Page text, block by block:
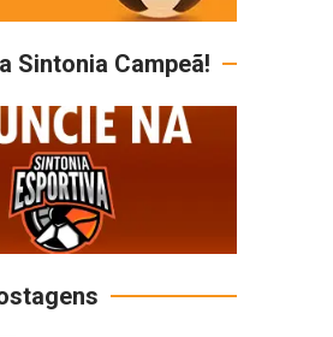
Sintonia Campeã!